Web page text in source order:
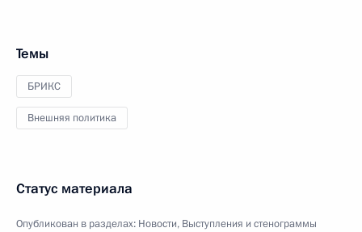
Темы
БРИКС
Внешняя политика
Статус материала
Опубликован в разделах: Новости, Выступления и стенограммы